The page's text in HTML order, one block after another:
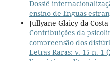
Dossiê
ensino de línguas
Jullyane Glaicy da
Contribuições da
compreensão dos
Letras Raras: v. 15 n. 1